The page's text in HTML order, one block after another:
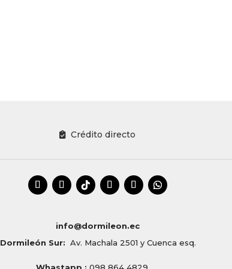
Crédito directo
info@dormileon.ec
Dormileón Sur: Av. Machala 2501 y Cuenca esq.